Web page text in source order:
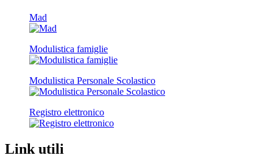
Mad
Modulistica famiglie
Modulistica Personale Scolastico
Registro elettronico
Link utili